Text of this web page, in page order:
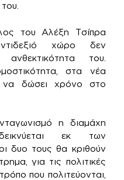
του Αλέξη Τσίπρα
χώρο δεν
του.
στα νέα
να δώσει χρόνο στο
η διαμάχη
εκ των
δυο τους θα κριθούν
για τις πολιτικές
που πολιτεύονται,